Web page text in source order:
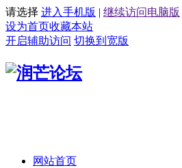
请选择 进入手机版 | 继续访问电脑版
设为首页收藏本站
开启辅助访问 切换到宽版
网站首页